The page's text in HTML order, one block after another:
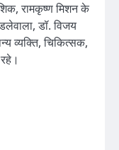
रामकृष्ण मिशन के
डॉ. विजय
व्यक्ति, चिकित्सक,